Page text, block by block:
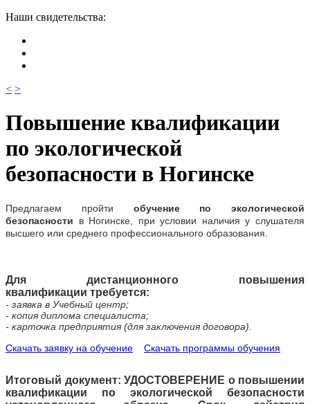
Наши свидетельства:
< >
Повышение квалификации
по экологической
безопасности в Ногинске
Предлагаем пройти обучение
по экологической
безопасности в Ногинске , при условии наличия у слушателя
высшего или среднего профессионального образования.
Для дистанционного повышения
квалификации требуется:
- заявка в Учебный центр;
- копия диплома специалиста;
- карточка предприятия (для заключения договора).
Скачать заявку на обучение
Скачать программы обучения
Итоговый документ: УДОСТОВЕРЕНИЕ о повышении
квалификации по экологической безопасности